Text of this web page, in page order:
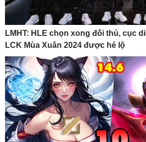
LMHT: HLE chọn xong đối thủ, cục
LCK Mùa Xuân 2024 được hé lộ